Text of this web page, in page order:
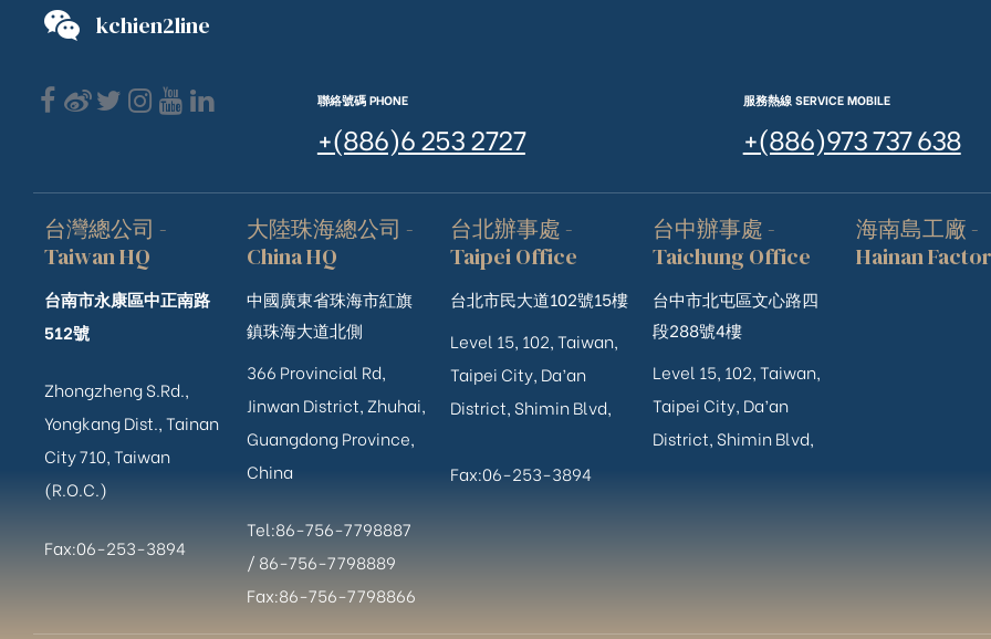
kchien2line
聯絡號碼 PHONE
+(886)6 253 2727
服務熱線 SERVICE MOBILE
+(886)973 737 638
台灣總公司 -
Taiwan HQ
台南市永康區中正南路
512號
Zhongzheng S.Rd.,
Yongkang Dist., Tainan
City 710, Taiwan
(R.O.C.)
Fax:06-253-3894
大陸珠海總公司 -
China HQ
中國廣東省珠海市紅旗
鎮珠海大道北側
366 Provincial Rd,
Jinwan District, Zhuhai,
Guangdong Province,
China
Tel:86-756-7798887
/ 86-756-7798889
Fax:86-756-7798866
台北辦事處 -
Taipei Office
台北市民大道102號15樓
Level 15, 102, Taiwan,
Taipei City, Da’an
District, Shimin Blvd,
Fax:06-253-3894
台中辦事處 -
Taichung Office
台中市北屯區文心路四
段288號4樓
Level 15, 102, Taiwan,
Taipei City, Da’an
District, Shimin Blvd,
海南島工廠 -
Hainan